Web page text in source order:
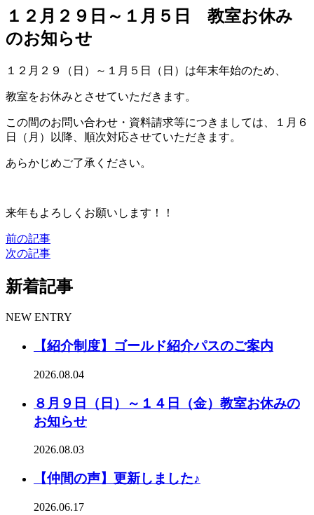
１２月２９日～１月５日 教室お休み
のお知らせ
１２月２９（日）～１月５日（日）は年末年始のため、
教室をお休みとさせていただきます。
この間のお問い合わせ・資料請求等につきましては、１月６
日（月）以降、順次対応させていただきます。
あらかじめご了承ください。
来年もよろしくお願いします！！
前の記事
次の記事
新着記事
NEW ENTRY
【紹介制度】ゴールド紹介パスのご案内
2026.08.04
８月９日（日）～１４日（金）教室お休みの
お知らせ
2026.08.03
【仲間の声】更新しました♪
2026.06.17